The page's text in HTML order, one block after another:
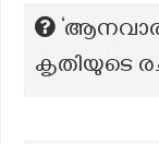
കൃതിയുടെ